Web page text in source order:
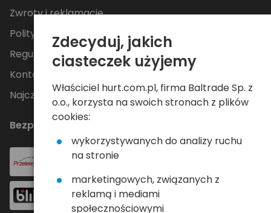
Zwroty i reklamacje
Polityka Prywatności
Regulamin
Kontakt
Najczęściej zadawane pytania
Bezpieczne płatności
Zdecyduj, jakich
ciasteczek użyjemy
Właściciel hurt.com.pl, firma Baltrade Sp. z
o.o., korzysta na swoich stronach z plików
cookies:
wykorzystywanych do analizy ruchu
na stronie
marketingowych, związanych z
reklamą i mediami
społecznościowymi